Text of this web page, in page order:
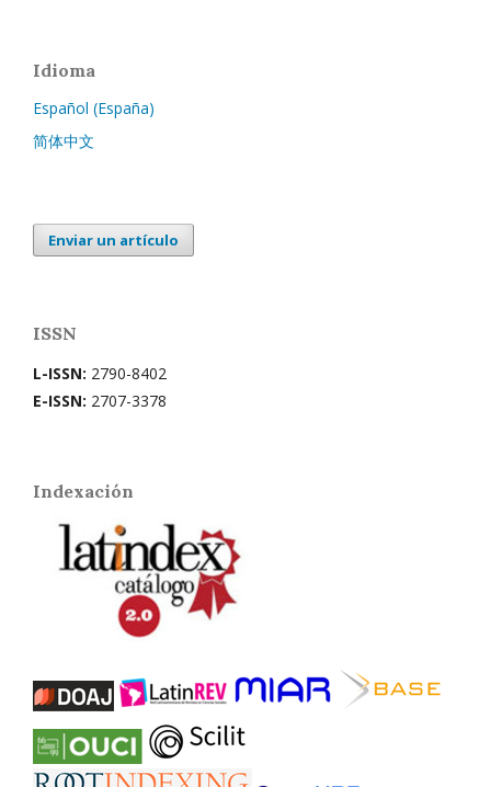
Idioma
Español (España)
简体中文
Enviar un artículo
ISSN
L-ISSN: 2790-8402
E-ISSN: 2707-3378
Indexación